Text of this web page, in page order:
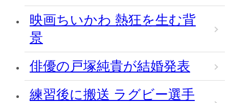
映画ちいかわ 熱狂を生む背
景
俳優の戸塚純貴が結婚発表
練習後に搬送 ラグビー選手